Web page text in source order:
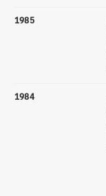
1985
1984